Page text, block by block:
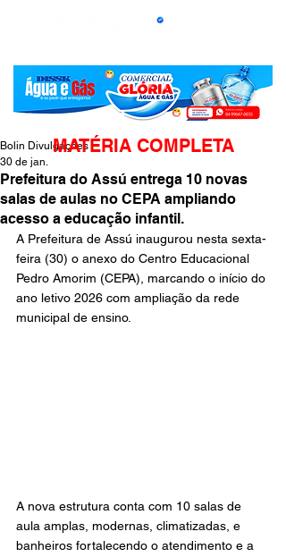
Prefeitura do Assú entrega 10 novas
salas de aulas no CEPA ampliando
acesso a educação infantil.
Bolin Divulgações
30 de jan.
A Prefeitura de Assú inaugurou nesta sexta-
feira (30) o anexo do Centro Educacional
Pedro Amorim (CEPA), marcando o início do
ano letivo 2026 com ampliação da rede
municipal de ensino.
A nova estrutura conta com 10 salas de
aula amplas, modernas, climatizadas, e
banheiros fortalecendo o atendimento e a
MATÉRIA COMPLETA